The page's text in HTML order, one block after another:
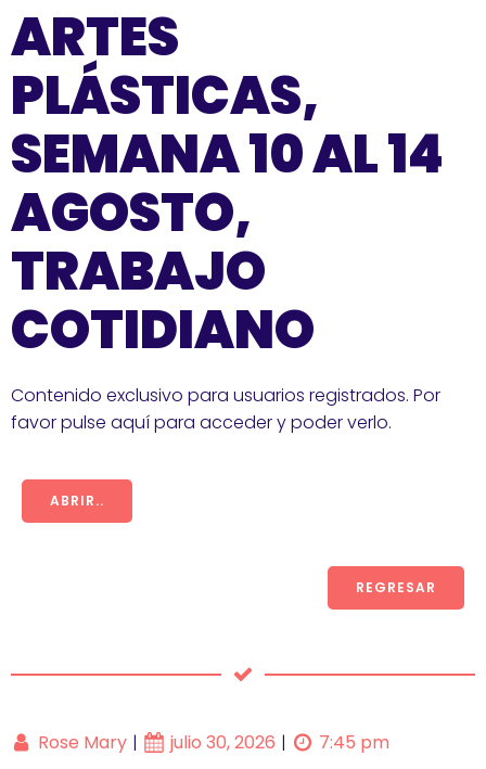
ARTES
PLÁSTICAS,
SEMANA 10 AL 14
AGOSTO,
TRABAJO
COTIDIANO
Contenido exclusivo para usuarios registrados. Por
favor pulse aquí para acceder y poder verlo.
ABRIR..
REGRESAR
Rose Mary | julio 30, 2026 | 7:45 pm